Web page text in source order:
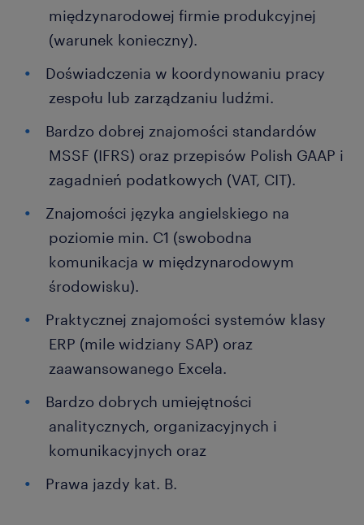
międzynarodowej firmie produkcyjnej
(warunek konieczny).
Doświadczenia w koordynowaniu pracy
zespołu lub zarządzaniu ludźmi.
Bardzo dobrej znajomości standardów
MSSF (IFRS) oraz przepisów Polish GAAP i
zagadnień podatkowych (VAT, CIT).
Znajomości języka angielskiego na
poziomie min. C1 (swobodna
komunikacja w międzynarodowym
środowisku).
Praktycznej znajomości systemów klasy
ERP (mile widziany SAP) oraz
zaawansowanego Excela.
Bardzo dobrych umiejętności
analitycznych, organizacyjnych i
komunikacyjnych oraz
Prawa jazdy kat. B.